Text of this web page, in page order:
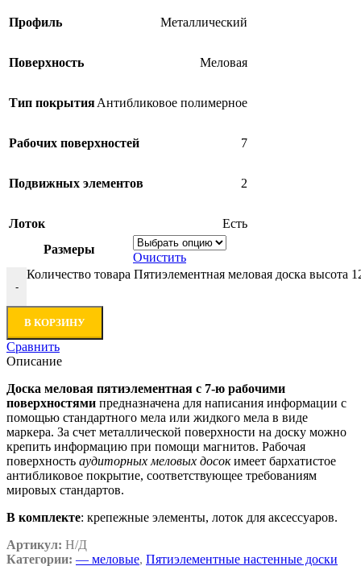
Профиль Металлический
Поверхность Меловая
Тип покрытияАнтибликовое полимерное
Рабочих поверхностей 7
Подвижных элементов 2
Лоток
Есть
Размеры
Очистить
-
Количество товара Пятиэлементная меловая доска высота
В КОРЗИНУ
Сравнить
Описание
Доска меловая пятиэлементная с 7-ю рабочими
поверхностями предназначена для написания информации с
помощью стандартного мела или жидкого мела в виде
маркера. За счет металлической поверхности на доску можно
крепить информацию при помощи магнитов. Рабочая
поверхность аудиторных меловых досокимеет бархатистое
антибликовое покрытие, соответствующее требованиям
мировых стандартов.
В комплекте: крепежные элементы, лоток для аксессуаров.
Артикул: Н/Д
Категории: — меловые, Пятиэлементные настенные доски